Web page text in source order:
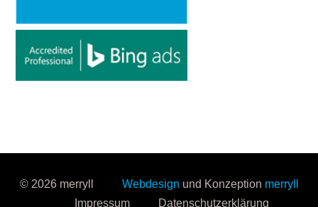
© 2026 merryll Webdesign und Konzeption merryll
Impressum
Datenschutzerklärung